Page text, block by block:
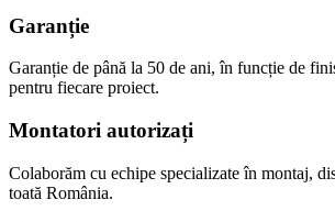
Garanție
Garanție de până la 50 de ani, în funcție de
pentru fiecare proiect.
Montatori autorizați
Colaborăm cu echipe specializate în montaj,
toată România.